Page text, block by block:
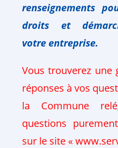
renseignements
droits et
votre entreprise.
Vous trouverez une
réponses à vos
la Commune
questions
sur le site «